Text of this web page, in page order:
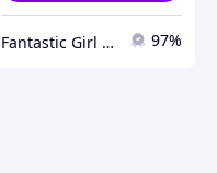
Fantastic Girl - Косметика для душі! 97%